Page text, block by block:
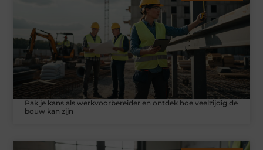
Pak je kans als werkvoorbereider en ontdek hoe veelzijdig de
bouw kan zijn